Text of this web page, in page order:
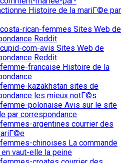
Histoire de la mariГ©e par
rican-femmes Sites Web de
Reddit
com-avis Sites Web de
Reddit
francaise Histoire de la
kazakhstan sites de
les mieux notГ©s
polonaise Avis sur le site
par correspondance
argentines courrier des
chinoises La commande
vaut-elle la peine